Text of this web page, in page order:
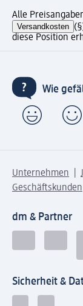
Alle
Versandkosten
diese Position
Wie
Unternehmen
Geschäftskunden
dm & Partner
Sicherheit &